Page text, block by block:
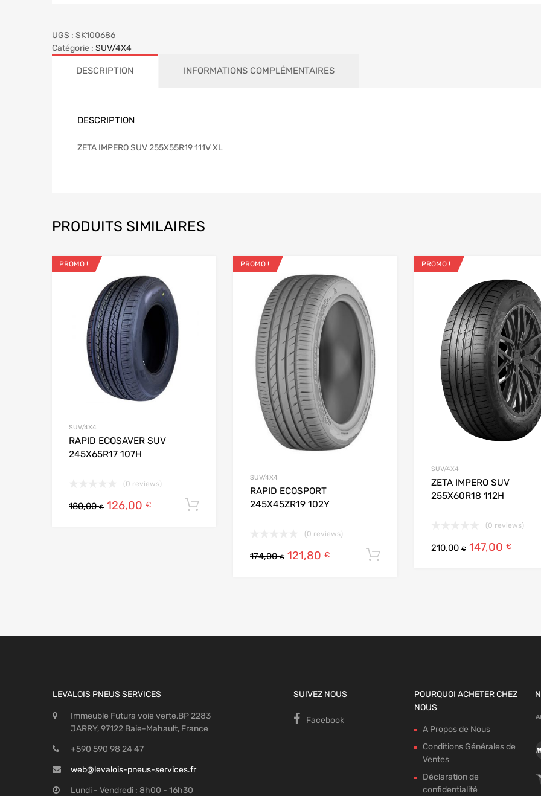
UGS : SK100686
Catégorie : SUV/4X4
DESCRIPTION INFORMATIONS COMPLÉMENTAIRES
DESCRIPTION
ZETA IMPERO SUV 255X55R19 111V XL
PRODUITS SIMILAIRES
PROMO !
Add to Compare
SUV/4X4
RAPID ECOSAVER SUV
245X65R17 107H
(0 reviews)
180,00€ 126,00€ Ajouter au panier
PROMO !
Add to Compare
SUV/4X4
RAPID ECOSPORT
245X45ZR19 102Y
(0 reviews)
174,00€ 121,80 € Ajouter au panier
PROMO !
SUV/4X4
ZETA IMPERO SUV
255X60R18 112H
(0 reviews)
210,00€ 147,00 €
LEVALOIS PNEUS SERVICES
Immeuble Futura voie verte,BP 2283
JARRY, 97122 Baie-Mahault, France
+590 590 98 24 47
web@levalois-pneus-services.fr
Lundi - Vendredi : 8h00 - 16h30
SUIVEZ NOUS
Facebook
POURQUOI ACHETER CHEZ
NOUS
A Propos de Nous
Conditions Générales de
Ventes
Déclaration de
confidentialité